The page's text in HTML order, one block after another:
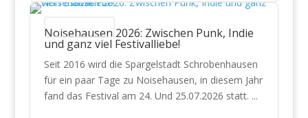
Konzertberichte
Noisehausen 2026: Zwischen Punk, Indie
und ganz viel Festivalliebe!
Seit 2016 wird die Spargelstadt Schrobenhausen
für ein paar Tage zu Noisehausen, in diesem Jahr
fand das Festival am 24. Und 25.07.2026 statt. ...